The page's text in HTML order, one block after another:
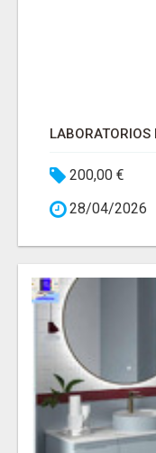
200,00 €
28/04/2026